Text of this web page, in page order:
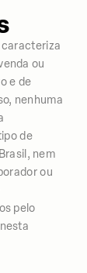
ou
e de
nenhuma
de
nem
ou
pelo